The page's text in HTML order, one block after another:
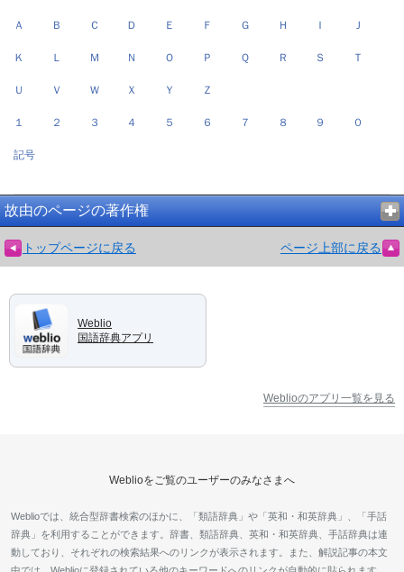
Ａ Ｂ Ｃ Ｄ Ｅ Ｆ Ｇ Ｈ Ｉ Ｊ
Ｋ Ｌ Ｍ Ｎ Ｏ Ｐ Ｑ Ｒ Ｓ Ｔ
Ｕ Ｖ Ｗ Ｘ Ｙ Ｚ
１ ２ ３ ４ ５ ６ ７ ８ ９ ０
記号
故由のページの著作権
トップページに戻る ページ上部に戻る
Weblio
国語辞典アプリ
Weblioのアプリ一覧を見る
Weblioをご覧のユーザーのみなさまへ
Weblioでは、統合型辞書検索のほかに、「類語辞典」や「英和・和英辞典」、「手話
辞典」を利用することができます。辞書、類語辞典、英和・和英辞典、手話辞典は連
動しており、それぞれの検索結果へのリンクが表示されます。また、解説記事の本文
中では、Weblioに登録されている他のキーワードへのリンクが自動的に貼られます。